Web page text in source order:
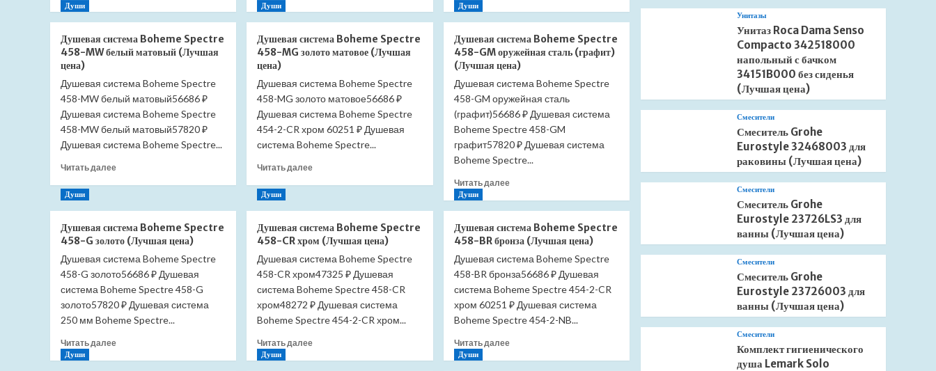
система
Boheme
464-
2-
BG
встраиваемая
матовый/
система
Boheme
464-
2-
BCR
встраиваемая
матовый/
система
Boheme
Spectre
458-
NB
никель
брашированный
цена)
Души
Душевая система Boheme Spectre
458-MW белый матовый (Лучшая
цена)
Душевая система Boheme Spectre
458-MW белый матовый56686 ₽
Душевая система Boheme Spectre
458-MW белый матовый57820 ₽
Душевая система Boheme Spectre...
Читать далееПрочитать
Boheme
Spectre
458-
MW
белый
матовый
(Лучшая
цена)
Души
Душевая система Boheme Spectre
458-MG золото матовое (Лучшая
цена)
Душевая система Boheme Spectre
458-MG золото матовое56686 ₽
Душевая система Boheme Spectre
454-2-CR хром 60251 ₽ Душевая
система Boheme Spectre...
Читать далееПрочитать
Boheme
Spectre
458-
MG
золото
матовое
(Лучшая
цена)
Души
Душевая система Boheme Spectre
458-GM оружейная сталь (графит)
(Лучшая цена)
Душевая система Boheme Spectre
458-GM оружейная сталь
(графит)56686 ₽ Душевая система
Boheme Spectre 458-GM
графит57820 ₽ Душевая система
Boheme Spectre...
Читать далееПрочитать
система
Boheme
Spectre
458-
GM
оружейная
сталь
(графит)
(Лучшая
Души
Душевая система Boheme Spectre
458-G золото (Лучшая цена)
Душевая система Boheme Spectre
458-G золото56686 ₽ Душевая
система Boheme Spectre 458-G
золото57820 ₽ Душевая система
250 мм Boheme Spectre...
Читать далееПрочитать
Души
Душевая система Boheme Spectre
458-CR хром (Лучшая цена)
Душевая система Boheme Spectre
458-CR хром47325 ₽ Душевая
система Boheme Spectre 458-CR
хром48272 ₽ Душевая система
Boheme Spectre 454-2-CR хром...
Читать далееПрочитать
Души
Душевая система Boheme Spectre
458-BR бронза (Лучшая цена)
Душевая система Boheme Spectre
458-BR бронза56686 ₽ Душевая
система Boheme Spectre 454-2-CR
хром 60251 ₽ Душевая система
Boheme Spectre 454-2-NB...
Читать далееПрочитать
Души Души Души
Унитазы
Унитаз Roca Dama Senso
Compacto 342518000
напольный с бачком
34151B000 без сиденья
(Лучшая цена)
Смесители
Смеситель Grohe
Eurostyle 32468003 для
раковины (Лучшая цена)
Смесители
Смеситель Grohe
Eurostyle 23726LS3 для
ванны (Лучшая цена)
Смесители
Смеситель Grohe
Eurostyle 23726003 для
ванны (Лучшая цена)
Смесители
Комплект гигиенического
душа Lemark Solo